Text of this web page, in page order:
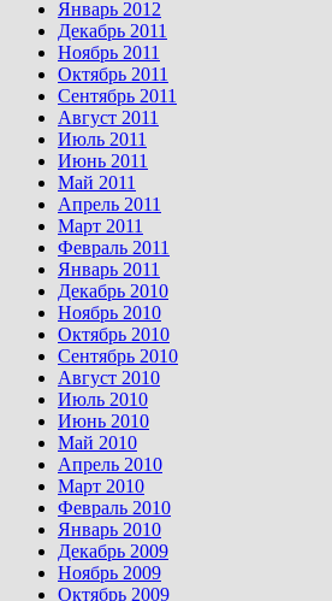
Январь 2012
Декабрь 2011
Ноябрь 2011
Октябрь 2011
Сентябрь 2011
Август 2011
Июль 2011
Июнь 2011
Май 2011
Апрель 2011
Март 2011
Февраль 2011
Январь 2011
Декабрь 2010
Ноябрь 2010
Октябрь 2010
Сентябрь 2010
Август 2010
Июль 2010
Июнь 2010
Май 2010
Апрель 2010
Март 2010
Февраль 2010
Январь 2010
Декабрь 2009
Ноябрь 2009
Октябрь 2009